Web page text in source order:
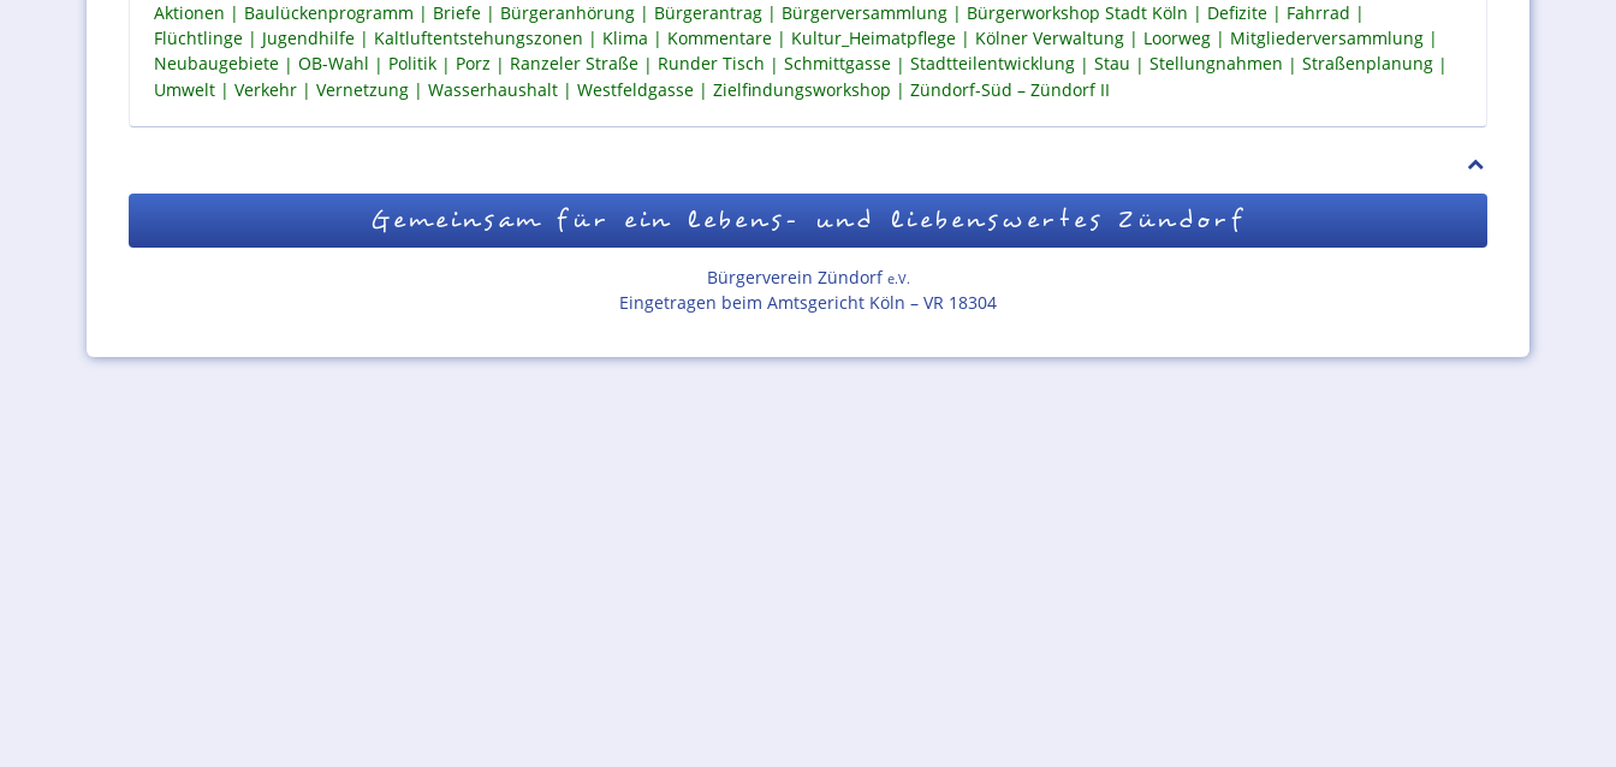
Aktionen Baulückenprogramm Briefe Bürgeranhörung Bürgerantrag Bürgerversammlung Bürgerworkshop Stadt Köln Defizite
Fahrrad
Flüchtlinge
Jugendhilfe Kaltluftentstehungszonen Klima Kommentare Kultur_Heimatpflege Kölner Verwaltung Loorweg
Mitgliederversammlung
Neubaugebiete
OB-Wahl Politik Porz Ranzeler Straße Runder Tisch Schmittgasse Stadtteilentwicklung Stau Stellungnahmen
Straßenplanung
Umwelt
Verkehr Vernetzung Wasserhaushalt Westfeldgasse Zielfindungsworkshop Zündorf-Süd – Zündorf II
Gemeinsam für ein lebens- und liebenswertes Zündorf
Bürgerverein Zündorf e.V.
Eingetragen beim Amtsgericht Köln – VR 18304